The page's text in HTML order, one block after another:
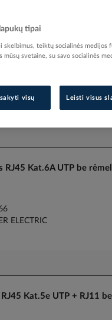
Kat.5e UTP + RJ11
ELECTRIC
Kat.6A UTP be
ELECTRIC
Kat.5e UTP + RJ11
tipai
skelbimus, teiktų socialinės medijos
mūsų svetaine, su savo socialinės
visų Leisti visus